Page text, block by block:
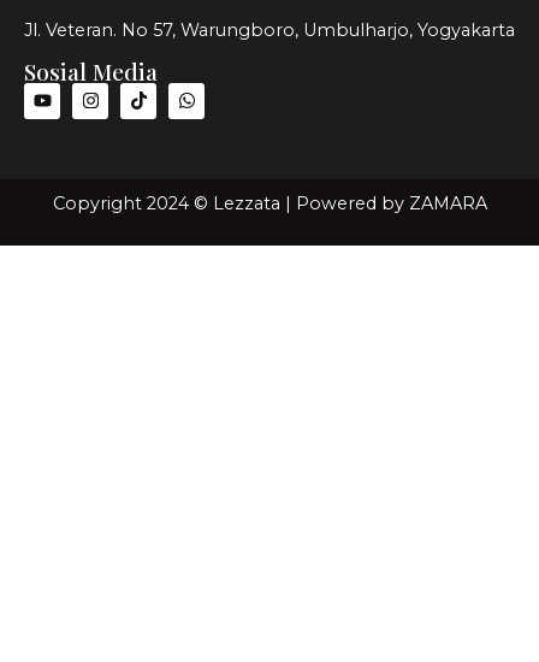
Jl. Veteran. No 57, Warungboro, Umbulharjo, Yogyakarta
Sosial Media
Copyright 2024 © Lezzata | Powered by ZAMARA